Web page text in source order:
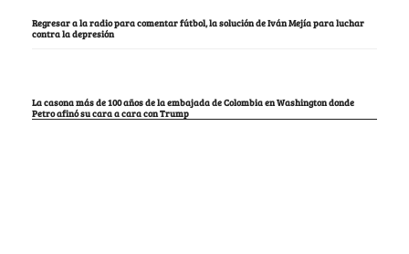
Regresar a la radio para comentar fútbol, la solución de Iván Mejía para luchar
contra la depresión
La casona más de 100 años de la embajada de Colombia en Washington donde
Petro afinó su cara a cara con Trump